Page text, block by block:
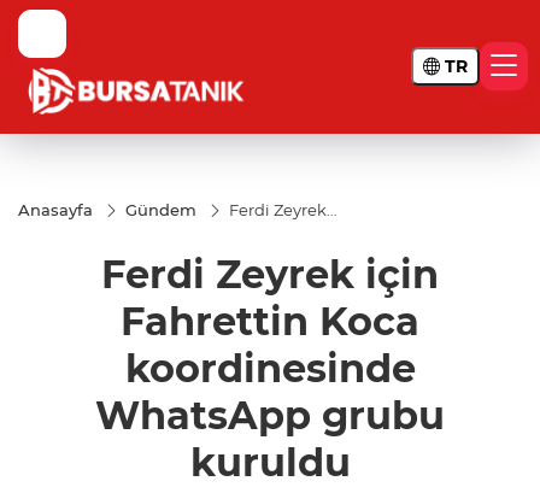
TR
Anasayfa Gündem
Ferdi Zeyrek
koordinesinde
WhatsApp
grubu
kuruldu
Ferdi Zeyrek için
Fahrettin Koca
koordinesinde
WhatsApp grubu
kuruldu